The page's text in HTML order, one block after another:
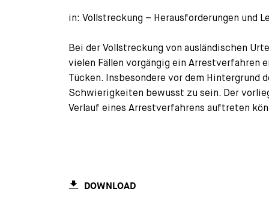
in: Vollstreckung – Herausforderungen und
Bei der Vollstreckung von ausländischen
vielen Fällen vorgängig ein Arrestverfahren
Tücken. Insbesondere vor dem
Schwierigkeiten bewusst zu sein. Der
Verlauf eines Arrestverfahrens auftreten
DOWNLOAD